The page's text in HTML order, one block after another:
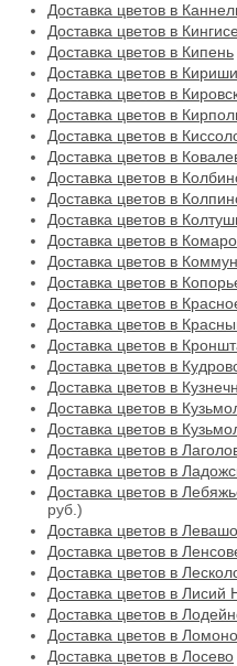
Доставка цветов в
Доставка цветов в
Доставка цветов в Кипень
Доставка цветов в Кириши
Доставка цветов в
Доставка цветов в
Доставка цветов в
Доставка цветов в
Доставка цветов в
Доставка цветов в
Доставка цветов в
Доставка цветов в
Доставка цветов в
Доставка цветов в
Доставка цветов в
Доставка цветов в
Доставка цветов в
Доставка цветов в
Доставка цветов в
Доставка цветов в
Доставка цветов в
Доставка цветов в
Доставка цветов в
Доставка цветов в
руб.)
Доставка цветов в
Доставка цветов в
Доставка цветов в
Доставка цветов в Лисий
Доставка цветов в
Доставка цветов в
Доставка цветов в Лосево